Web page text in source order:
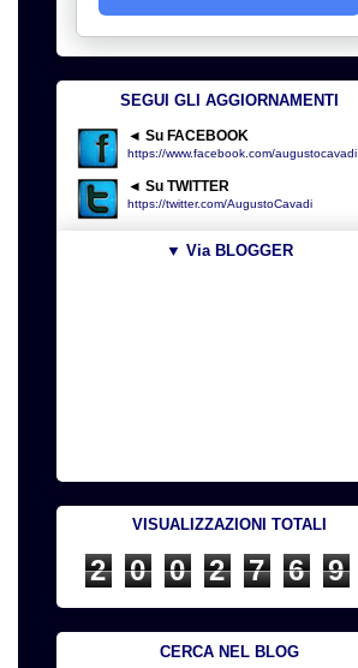
SEGUI GLI AGGIORNAMENTI
◄ Su FACEBOOK
https://www.facebook.com/augustocavadi
◄ Su TWITTER
https://twitter.com/AugustoCavadi
▼ Via BLOGGER
VISUALIZZAZIONI TOTALI
2 0 0 2 7 6 9
CERCA NEL BLOG